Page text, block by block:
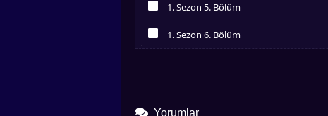
1. Sezon 5. Bölüm
İzledim
1. Sezon 6. Bölüm
Yorumlar